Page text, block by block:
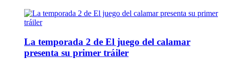
La temporada 2 de El juego del calamar
presenta su primer tráiler